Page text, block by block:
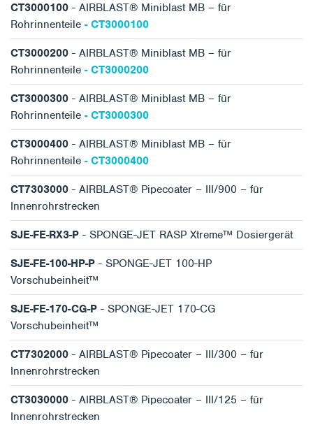
CT3000100 - AIRBLAST® Miniblast MB – für
Rohrinnenteile - CT3000100
CT3000200 - AIRBLAST® Miniblast MB – für
Rohrinnenteile - CT3000200
CT3000300 - AIRBLAST® Miniblast MB – für
Rohrinnenteile - CT3000300
CT3000400 - AIRBLAST® Miniblast MB – für
Rohrinnenteile - CT3000400
CT7303000 - AIRBLAST® Pipecoater – III/900 – für
Innenrohrstrecken
SJE-FE-RX3-P - SPONGE-JET RASP Xtreme™ Dosiergerät
SJE-FE-100-HP-P - SPONGE-JET 100-HP
Vorschubeinheit™
SJE-FE-170-CG-P - SPONGE-JET 170-CG
Vorschubeinheit™
CT7302000 - AIRBLAST® Pipecoater – III/300 – für
Innenrohrstrecken
CT3030000 - AIRBLAST® Pipecoater – III/125 – für
Innenrohrstrecken